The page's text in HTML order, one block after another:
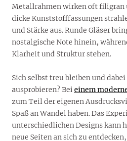
Metallrahmen wirken oft filigran
dicke Kunststofffassungen
und Stärke aus. Runde Gläser
nostalgische Note hinein,
Klarheit und Struktur stehen.
Sich selbst treu bleiben und dabei
ausprobieren? Bei einem
zum Teil der eigenen
Spaß an Wandel haben. Das
unterschiedlichen Designs kann
neue Seiten an sich zu